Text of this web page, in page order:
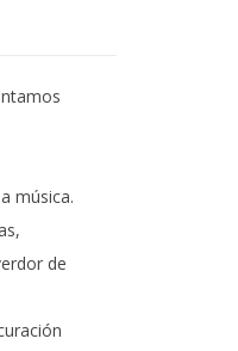
música.
de